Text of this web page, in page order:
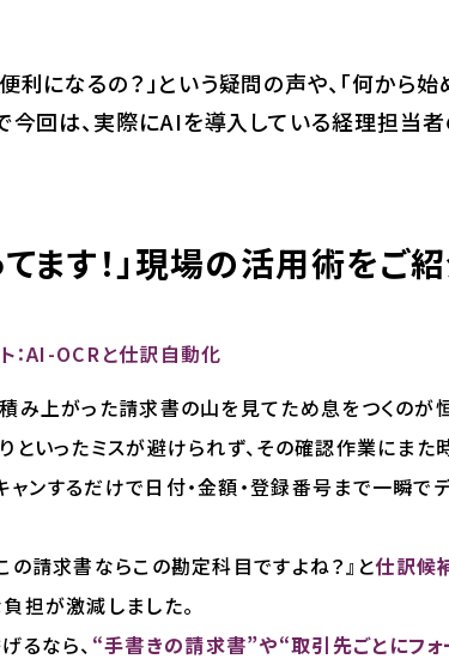
利になるの？」という疑問の声や、「何から
今回は、実際にAIを導入している経理担当者
てます！」現場の活用術をご
：AI-OCRと仕訳自動化
み上がった請求書の山を見てため息をつくのが
といったミスが避けられず、その確認作業にま
ャンするだけで日付・金額・登録番号まで一瞬で
の請求書ならこの勘定科目ですよね？』と仕訳候
担が激減しました。
るなら、 “手書きの請求書”や“取引先ごとにフ